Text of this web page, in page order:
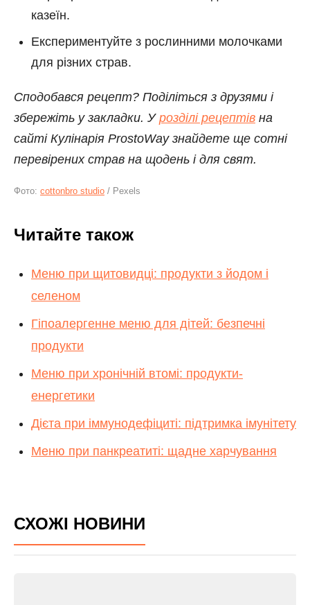
казеїн.
Експериментуйте з рослинними молочками
для різних страв.
Сподобався рецепт? Поділіться з друзями і
збережіть у закладки. У розділі рецептів на
сайті Кулінарія ProstoWay знайдете ще сотні
перевірених страв на щодень і для свят.
Фото: cottonbro studio / Pexels
Читайте також
Меню при щитовидці: продукти з йодом і
селеном
Гіпоалергенне меню для дітей: безпечні
продукти
Меню при хронічній втомі: продукти-
енергетики
Дієта при іммунодефіциті: підтримка імунітету
Меню при панкреатиті: щадне харчування
СХОЖІ НОВИНИ